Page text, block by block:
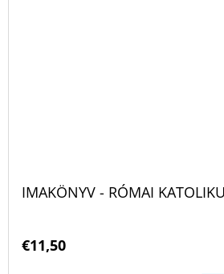
IMAKÖNYV - RÓMAI
€11,50